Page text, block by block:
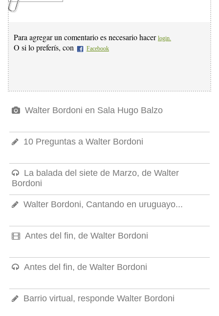
Para agregar un comentario es necesario hacer login.
O si lo preferís, con Facebook
Walter Bordoni en Sala Hugo Balzo
10 Preguntas a Walter Bordoni
La balada del siete de Marzo, de Walter
Bordoni
Walter Bordoni, Cantando en uruguayo...
Antes del fin, de Walter Bordoni
Antes del fin, de Walter Bordoni
Barrio virtual, responde Walter Bordoni